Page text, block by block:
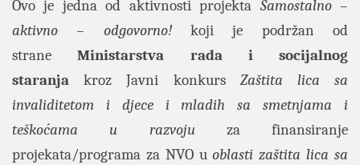
Ovo je jedna od aktivnosti projekta Samostalno –
aktivno – odgovorno!koji je podržan od
strane Ministarstva rada i socijalnog
staranjakroz Javni konkurs Zaštita lica sa
invaliditetom i djece i mladih sa smetnjama i
teškoćama u razvojuza finansiranje
projekata/programa za NVO uoblasti zaštita lica sa